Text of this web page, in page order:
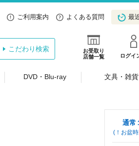
ご利用案内 よくある質問 最
お受取り
店舗一覧
ログイ
こだわり検索
DVD・Blu-ray 文具・雑貨
通常
(！お盆